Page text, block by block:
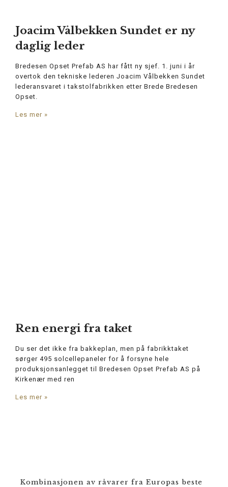
Joacim Vålbekken Sundet er ny
daglig leder
Bredesen Opset Prefab AS har fått ny sjef. 1. juni i år
overtok den tekniske lederen Joacim Vålbekken Sundet
lederansvaret i takstolfabrikken etter Brede Bredesen
Opset.
Les mer »
Ren energi fra taket
Du ser det ikke fra bakkeplan, men på fabrikktaket
sørger 495 solcellepaneler for å forsyne hele
produksjonsanlegget til Bredesen Opset Prefab AS på
Kirkenær med ren
Les mer »
Kombinasjonen av råvarer fra Europas beste